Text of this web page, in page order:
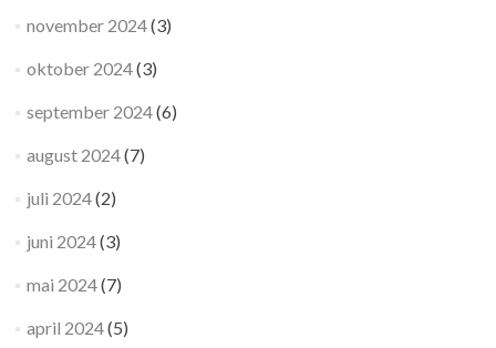
november 2024(3)
oktober 2024(3)
september 2024(6)
august 2024(7)
juli 2024(2)
juni 2024(3)
mai 2024(7)
april 2024(5)